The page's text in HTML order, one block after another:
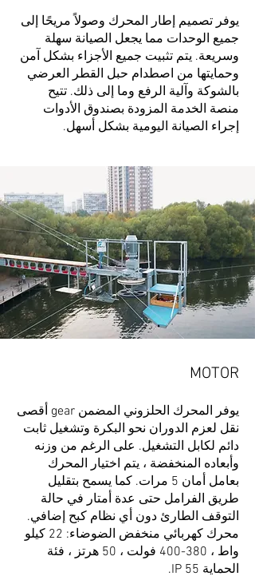
يوفر تصميم إطار المحرك وصولاً مريحًا إلى
جميع الوحدات مما يجعل الصيانة سهلة
وسريعة. يتم تثبيت جميع الأجزاء بشكل آمن
وحمايتها من اصطدام حبل القطر العرضي
بالشوكة وآلية الرفع وما إلى ذلك. تتيح
منصة الخدمة المزودة بصندوق الأدوات
إجراء الصيانة اليومية بشكل أسهل.
MOTOR​
يوفر المحرك الحلزوني المضمن gear أقصى
نقل لعزم الدوران نحو البكرة وتشغيل ثابت
دائم لكابل التشغيل. على الرغم من وزنه
وأبعاده المنخفضة ، يتم اختيار المحرك
بعامل أمان 5 مرات. كما يسمح بتقليل
طريق الفرامل حتى عدة أمتار في حالة
التوقف الطارئ دون أي نظام كبح إضافي.
محرك كهربائي منخفض الضوضاء: 22 كيلو
واط ، 380-400 فولت ، 50 هرتز ، فئة
الحماية IP 55.